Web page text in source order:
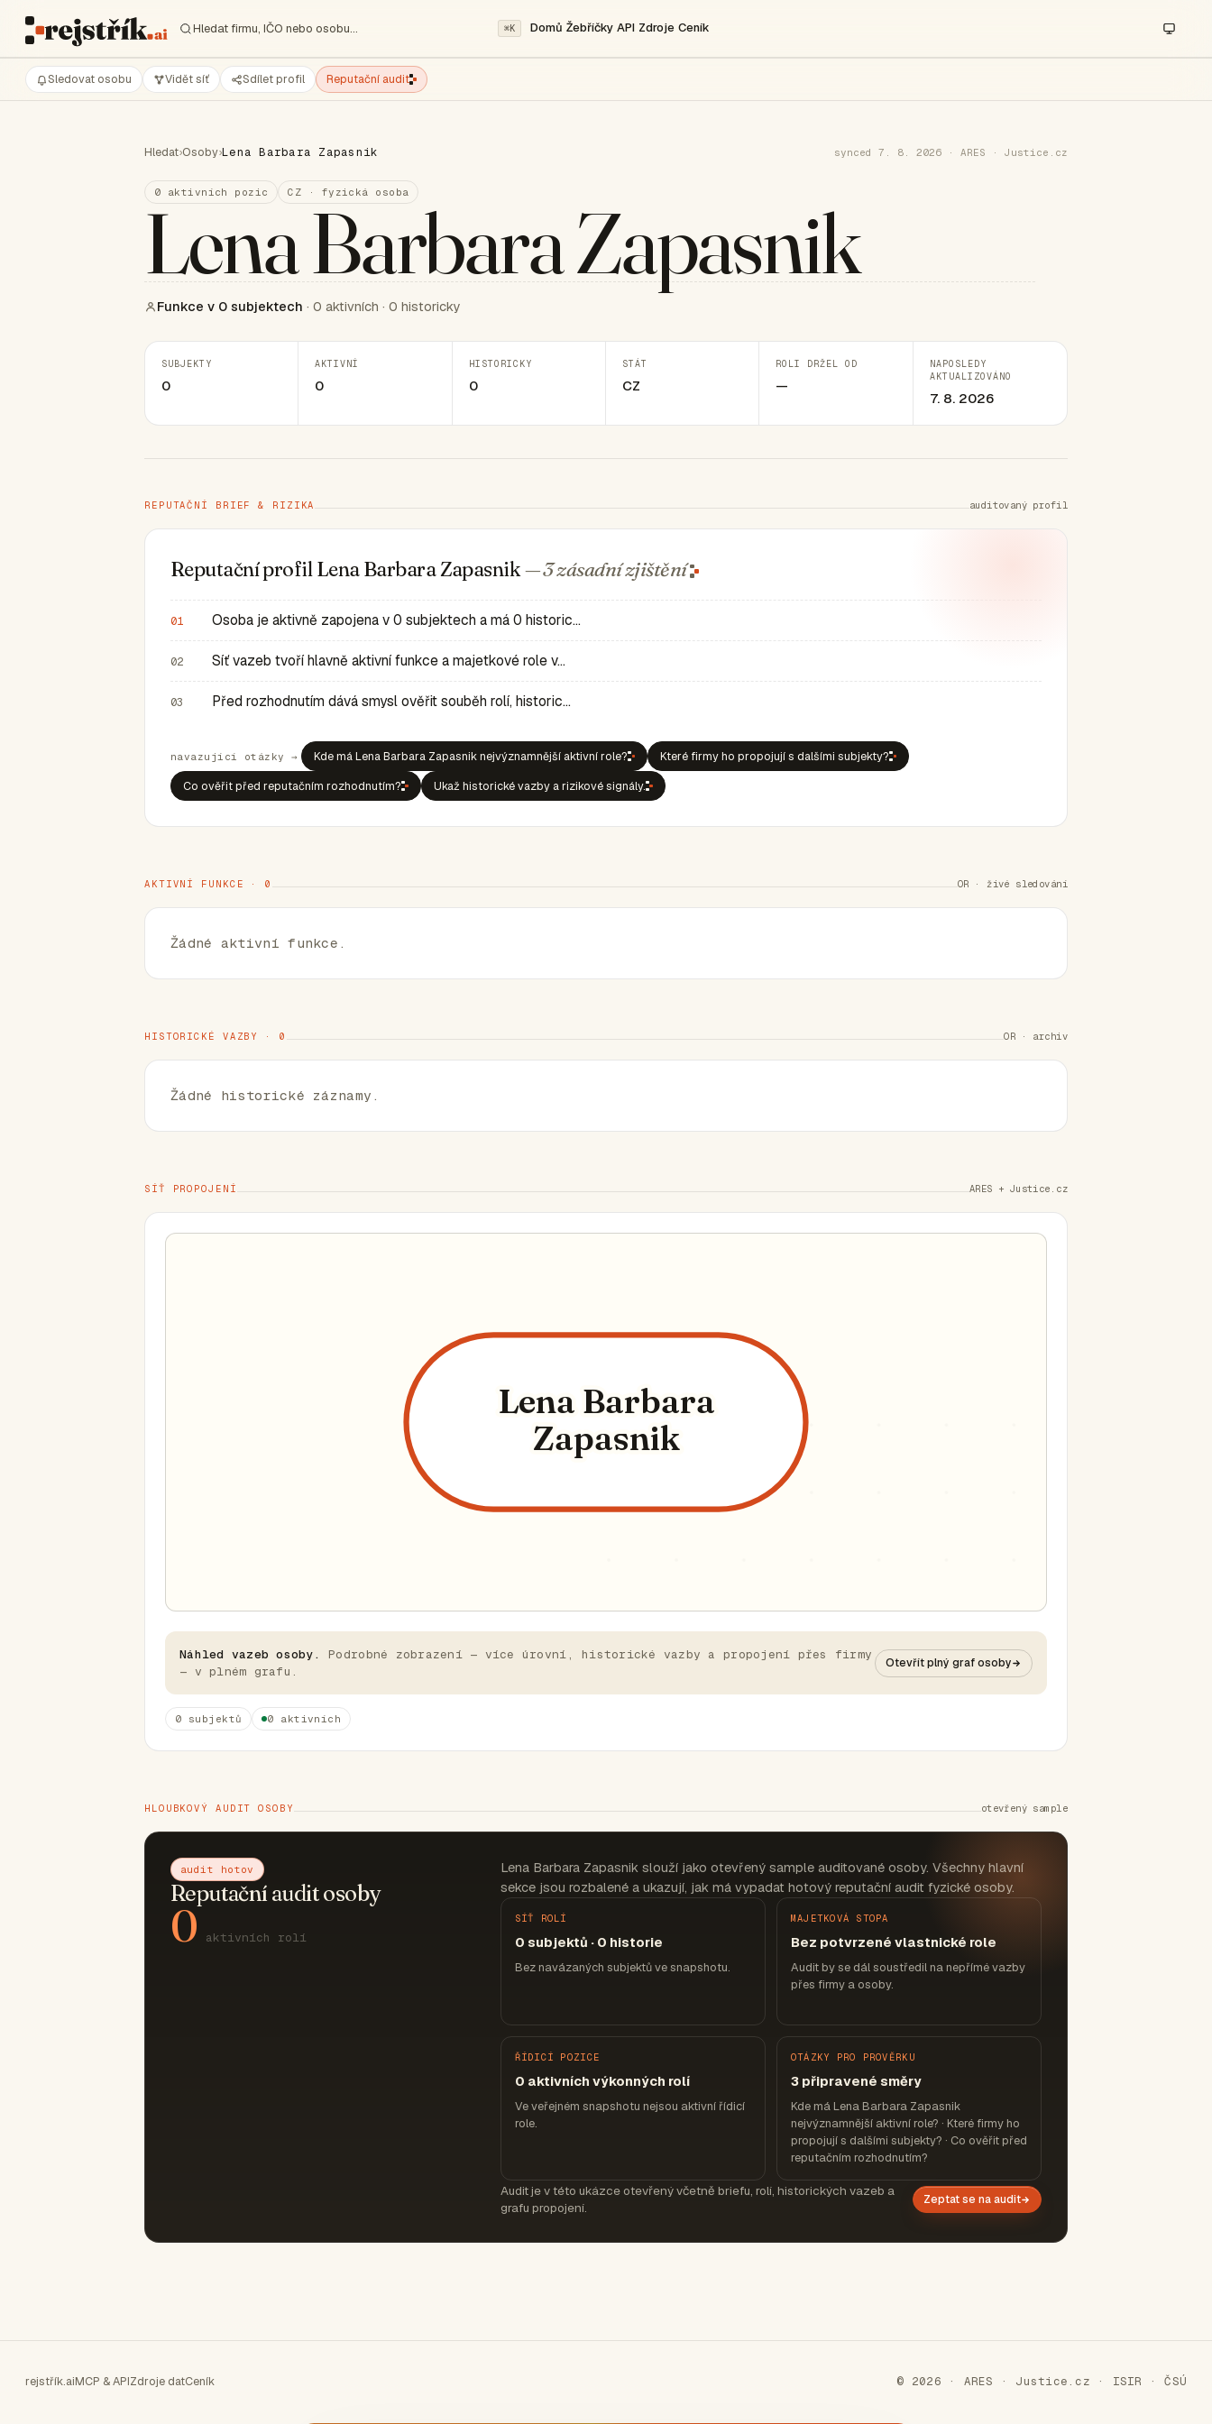
Hledat firmu, IČO nebo osobu… ⌘K Domů Žebříčky API Zdroje Ceník
Sledovat osobu Vidět síť Sdílet profil Reputační audit
Hledat›Osoby›Lena Barbara Zapasnik synced 7. 8. 2026 · ARES · Justice.cz
0 aktivních pozic CZ · fyzická osoba
Lena Barbara Zapasnik
Funkce v 0 subjektech · 0 aktivních · 0 historicky
SUBJEKTY
0
AKTIVNÍ
0
HISTORICKY
0
STÁT
CZ
ROLI DRŽEL OD
—
NAPOSLEDY
AKTUALIZOVÁNO
7. 8. 2026
REPUTAČNÍ BRIEF & RIZIKA auditovaný profil
Reputační profil Lena Barbara Zapasnik— 3 zásadnízjištění
01 Osoba je aktivně zapojena v 0 subjektech a má 0 historic…
02 Síť vazeb tvoří hlavně aktivní funkce a majetkové role v…
03 Před rozhodnutím dává smysl ověřit souběh rolí, historic…
navazující otázky → Kde má Lena Barbara Zapasnik nejvýznamnější aktivní role?
Které firmy ho propojují s dalšími subjekty?
Co ověřit před reputačním rozhodnutím?
Ukaž historické vazby a rizikové signály.
AKTIVNÍ FUNKCE · 0 OR · živé sledování
Žádné aktivní funkce.
HISTORICKÉ VAZBY · 0 OR · archiv
Žádné historické záznamy.
SÍŤ PROPOJENÍ ARES + Justice.cz
Lena Barbara
Zapasnik
Náhled vazeb osoby.
Podrobné zobrazení — více úrovní, historické vazby a propojení přes firmy
— v plném grafu.
Otevřít plný graf osoby
0 subjektů 0 aktivních
HLOUBKOVÝ AUDIT OSOBY otevřený sample
audit hotov
Reputační audit osoby
0 aktivních rolí
Lena Barbara Zapasnik slouží jako otevřený sample auditované osoby. Všechny hlavní
sekce jsou rozbalené a ukazují, jak má vypadat hotový reputační audit fyzické osoby.
SÍŤ ROLÍ
0 subjektů · 0 historie
Bez navázaných subjektů ve snapshotu.
MAJETKOVÁ STOPA
Bez potvrzené vlastnické role
Audit by se dál soustředil na nepřímé vazby
přes firmy a osoby.
ŘÍDICÍ POZICE
0 aktivních výkonných rolí
Ve veřejném snapshotu nejsou aktivní řídicí
role.
OTÁZKY PRO PROVĚRKU
3 připravené směry
Kde má Lena Barbara Zapasnik
nejvýznamnější aktivní role? · Které firmy ho
propojují s dalšími subjekty? · Co ověřit před
reputačním rozhodnutím?
Audit je v této ukázce otevřený včetně briefu, rolí, historických vazeb a
grafu propojení.
Zeptat se na audit
rejstřík.aiMCP & APIZdroje datCeník © 2026 · ARES · Justice.cz · ISIR · ČSÚ